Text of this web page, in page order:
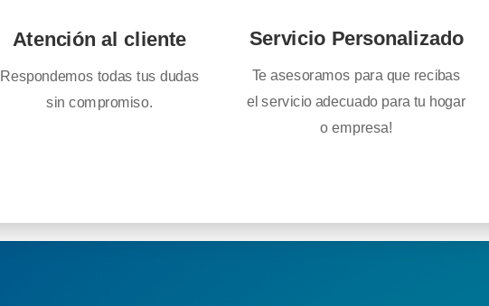
Atención al cliente
Respondemos todas tus dudas
sin compromiso.
Servicio Personalizado
Te asesoramos para que recibas
el servicio adecuado para tu hogar
o empresa!